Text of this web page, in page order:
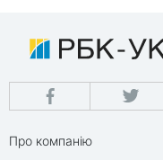
Про компанію